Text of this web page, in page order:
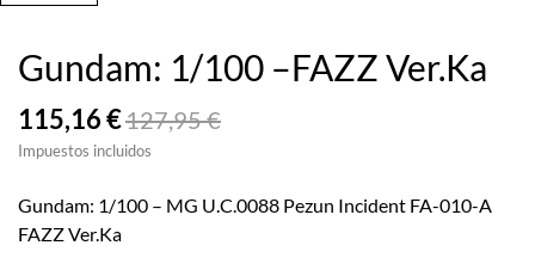
Gundam: 1/100 –FAZZ Ver.Ka
115,16 €127,95 €
Impuestos incluidos
Gundam: 1/100 – MG U.C.0088 Pezun Incident FA-010-A
FAZZ Ver.Ka